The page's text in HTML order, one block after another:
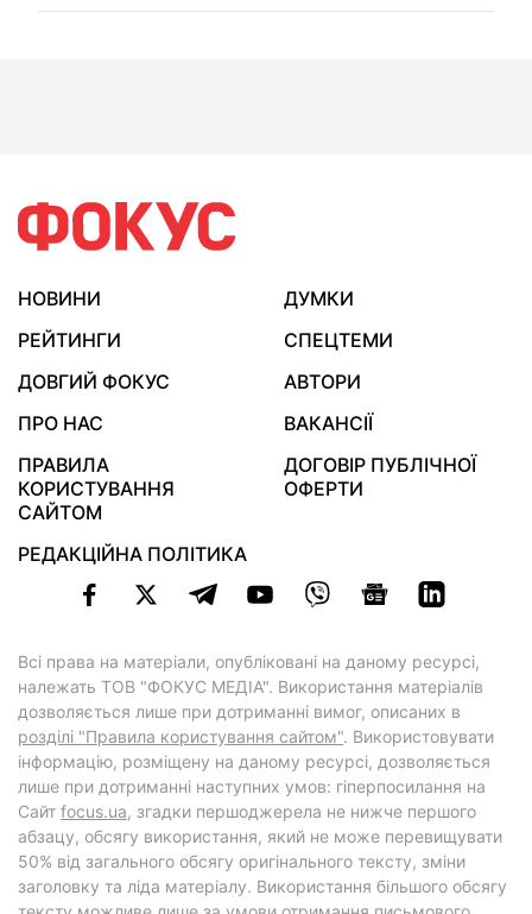
НОВИНИ
ДУМКИ
РЕЙТИНГИ
СПЕЦТЕМИ
ДОВГИЙ ФОКУС
АВТОРИ
ПРО НАС
ВАКАНСІЇ
ПРАВИЛА
КОРИСТУВАННЯ
САЙТОМ
ДОГОВІР ПУБЛІЧНОЇ
ОФЕРТИ
РЕДАКЦІЙНА ПОЛІТИКА
Всі права на матеріали, опубліковані на даному ресурсі,
належать ТОВ "ФОКУС МЕДІА". Використання матеріалів
дозволяється лише при дотриманні вимог, описаних в
розділі "Правила користування сайтом". Використовувати
інформацію, розміщену на даному ресурсі, дозволяється
лише при дотриманні наступних умов: гіперпосилання на
Cайт focus.ua, згадки першоджерела не нижче першого
абзацу, обсягу використання, який не може перевищувати
50% від загального обсягу оригінального тексту, зміни
заголовку та ліда матеріалу. Використання більшого обсягу